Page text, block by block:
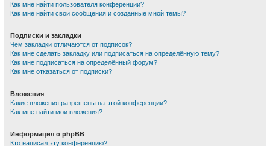
Как мне найти пользователя конференции?
Как мне найти свои сообщения и созданные мной темы?
Подписки и закладки
Чем закладки отличаются от подписок?
Как мне сделать закладку или подписаться на определённую тему?
Как мне подписаться на определённый форум?
Как мне отказаться от подписки?
Вложения
Какие вложения разрешены на этой конференции?
Как мне найти мои вложения?
Информация о phpBB
Кто написал эту конференцию?